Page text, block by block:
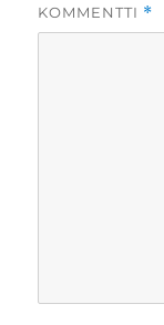
KOMMENTTI *